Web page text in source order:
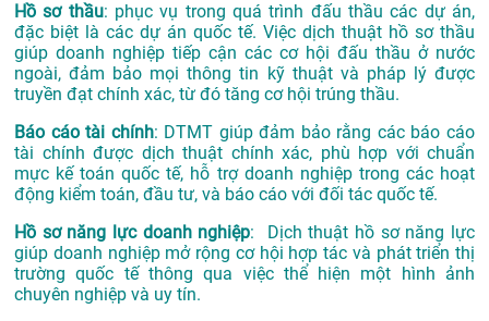
Hồ sơ thầu: phục vụ trong quá trình đấu thầu các dự án,
đặc biệt là các dự án quốc tế. Việc dịch thuật hồ sơ thầu
giúp doanh nghiệp tiếp cận các cơ hội đấu thầu ở nước
ngoài, đảm bảo mọi thông tin kỹ thuật và pháp lý được
truyền đạt chính xác, từ đó tăng cơ hội trúng thầu.
Báo cáo tài chính: DTMT giúp đảm bảo rằng các báo cáo
tài chính được dịch thuật chính xác, phù hợp với chuẩn
mực kế toán quốc tế, hỗ trợ doanh nghiệp trong các hoạt
động kiểm toán, đầu tư, và báo cáo với đối tác quốc tế.
Hồ sơ năng lực doanh nghiệp: Dịch thuật hồ sơ năng lực
giúp doanh nghiệp mở rộng cơ hội hợp tác và phát triển thị
trường quốc tế thông qua việc thể hiện một hình ảnh
chuyên nghiệp và uy tín.